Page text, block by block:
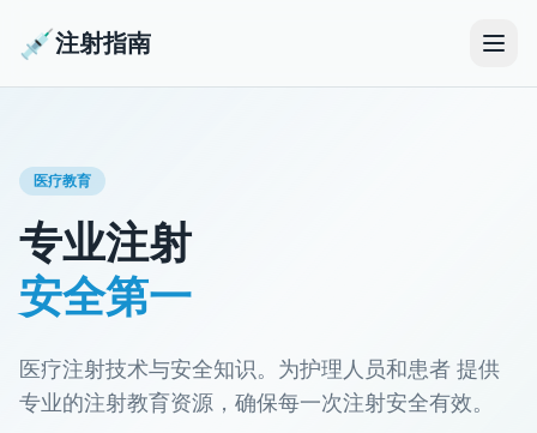
💉注射指南
医疗教育
专业注射
安全第一
医疗注射技术与安全知识。为护理人员和患者 提供
专业的注射教育资源，确保每一次注射安全有效。